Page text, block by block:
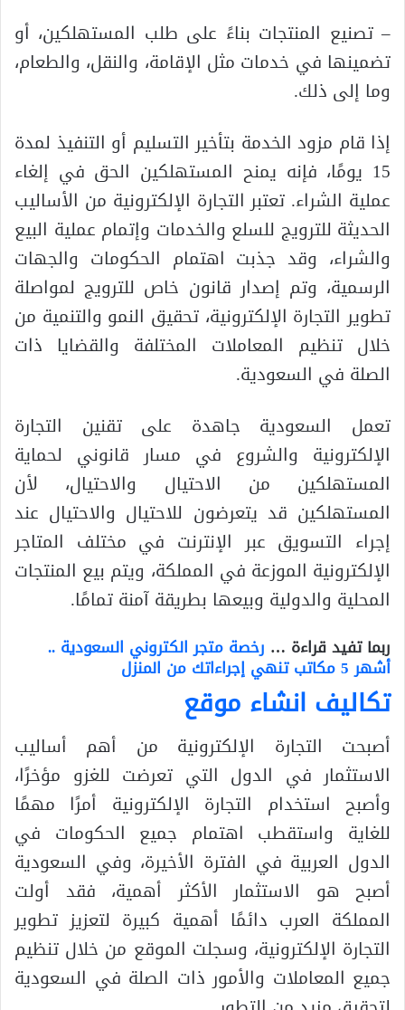
– تصنيع المنتجات بناءً على طلب المستهلكين، أو
تضمينها في خدمات مثل الإقامة، والنقل، والطعام،
وما إلى ذلك.
إذا قام مزود الخدمة بتأخير التسليم أو التنفيذ لمدة
15 يومًا، فإنه يمنح المستهلكين الحق في إلغاء
عملية الشراء. تعتبر التجارة الإلكترونية من الأساليب
الحديثة للترويج للسلع والخدمات وإتمام عملية البيع
والشراء، وقد جذبت اهتمام الحكومات والجهات
الرسمية، وتم إصدار قانون خاص للترويج لمواصلة
تطوير التجارة الإلكترونية، تحقيق النمو والتنمية من
خلال تنظيم المعاملات المختلفة والقضايا ذات
الصلة في السعودية.
تعمل السعودية جاهدة على تقنين التجارة
الإلكترونية والشروع في مسار قانوني لحماية
المستهلكين من الاحتيال والاحتيال، لأن
المستهلكين قد يتعرضون للاحتيال والاحتيال عند
إجراء التسويق عبر الإنترنت في مختلف المتاجر
الإلكترونية الموزعة في المملكة، ويتم بيع المنتجات
المحلية والدولية وبيعها بطريقة آمنة تمامًا.
ربما تفيد قراءة … رخصة متجر الكتروني السعودية ..
أشهر 5 مكاتب تنهي إجراءاتك من المنزل
تكاليف انشاء موقع
أصبحت التجارة الإلكترونية من أهم أساليب
الاستثمار في الدول التي تعرضت للغزو مؤخرًا،
وأصبح استخدام التجارة الإلكترونية أمرًا مهمًا
للغاية واستقطب اهتمام جميع الحكومات في
الدول العربية في الفترة الأخيرة، وفي السعودية
أصبح هو الاستثمار الأكثر أهمية، فقد أولت
المملكة العرب دائمًا أهمية كبيرة لتعزيز تطوير
التجارة الإلكترونية، وسجلت الموقع من خلال تنظيم
جميع المعاملات والأمور ذات الصلة في السعودية